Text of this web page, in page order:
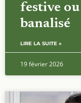
festive
banalisé
LIRE LA SUITE »
19 février 2026